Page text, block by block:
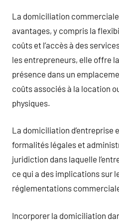
La domiciliation
avantages, y compris la
coûts et l’accès à des
les entrepreneurs, elle offre
présence dans un
coûts associés à la location
physiques.
La domiciliation d’entreprise
formalités légales et
juridiction dans laquelle
ce qui a des implications sur
réglementations
Incorporer la domiciliation